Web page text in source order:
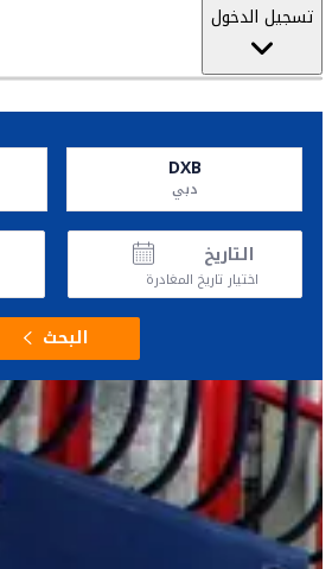
تسجيل الدخول
DXB
دبي
التاريخ
اختيار تاريخ المغادرة
البحث